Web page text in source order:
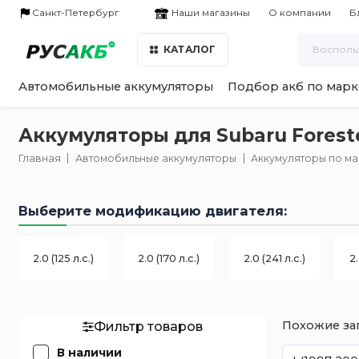
Санкт-Петербург Наши магазины О компании
КАТАЛОГ
Автомобильные аккумуляторы Подбор акб по
Аккумуляторы для Subaru
Главная Автомобильные аккумуляторы Аккумуляторы по
Выберите модификацию двигателя:
2.0 (125 л.с.) 2.0 (170 л.с.) 2.0 (241 л.с.)
Фильтр товаров
В наличии
Похожие